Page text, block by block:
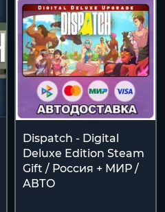
Dispatch - Digital
Deluxe Edition Steam
Gift / Россия + МИР /
АВТО